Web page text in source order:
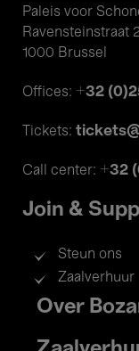
Paleis voor
Ravensteinstraat
1000 Brussel
Offices: +32
Tickets:
Call center: +32
Join &
Steun ons
Zaalverhuur
Footer
menu
Over